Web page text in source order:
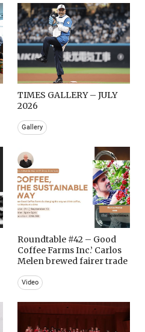
TIMES GALLERY – JULY
2026
Gallery
Roundtable #42 – Good
Coffee Farms Inc.’ Carlos
Melen brewed fairer trade
Video